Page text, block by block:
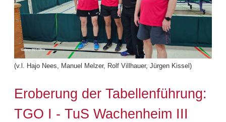
(v.l. Hajo Nees, Manuel Melzer, Rolf Villhauer, Jürgen Kissel)
Eroberung der Tabellenführung:
TGO I - TuS Wachenheim III